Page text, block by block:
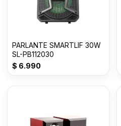
PARLANTE SMARTLIF 30W
SL-PB112030
$ 6.990